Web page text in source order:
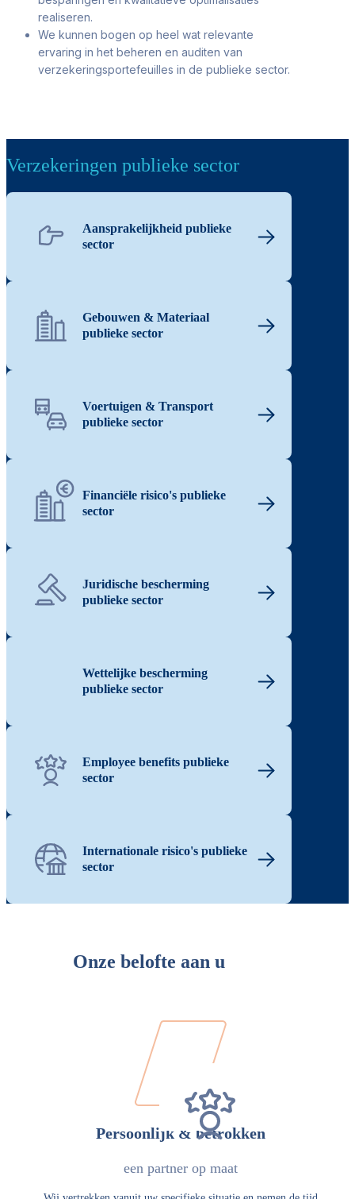
realiseren.
We kunnen bogen op heel wat relevante
ervaring in het beheren en auditen van
verzekeringsportefeuilles in de publieke sector.
Verzekeringen publieke sector
Aansprakelijkheid publieke
sector
Gebouwen & Materiaal
publieke sector
Voertuigen & Transport
publieke sector
Financiële risico's publieke
sector
Juridische bescherming
publieke sector
Wettelijke bescherming
publieke sector
Employee benefits publieke
sector
Internationale risico's publieke
sector
Onze belofte aan u
Persoonlijk & betrokken
een partner op maat